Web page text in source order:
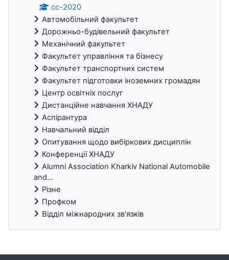
cc-2020
Автомобільний факультет
Дорожньо-будівельний факультет
Механічний факультет
Факультет управління та бізнесу
Факультет транспортних систем
Факультет підготовки іноземних громадян
Центр освітніх послуг
Дистанційне навчання ХНАДУ
Аспірантура
Навчальний відділ
Опитування щодо вибіркових дисциплін
Конференції ХНАДУ
Alumni Association Kharkiv National Automobile
and...
Різне
Профком
Відділ міжнародних зв'язків
Блоки